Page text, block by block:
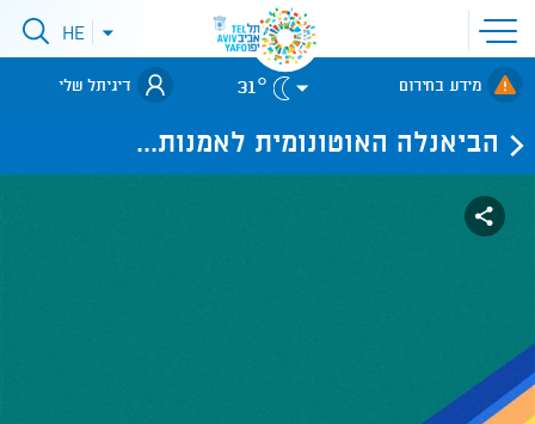
פתיחת
תפריט
אתר
לאתר עיריית
תל-אביב
פתיחתHE
מידע בחירום 31° דיגיתל שלי
הביאנלה האוטונומית לאמנות...